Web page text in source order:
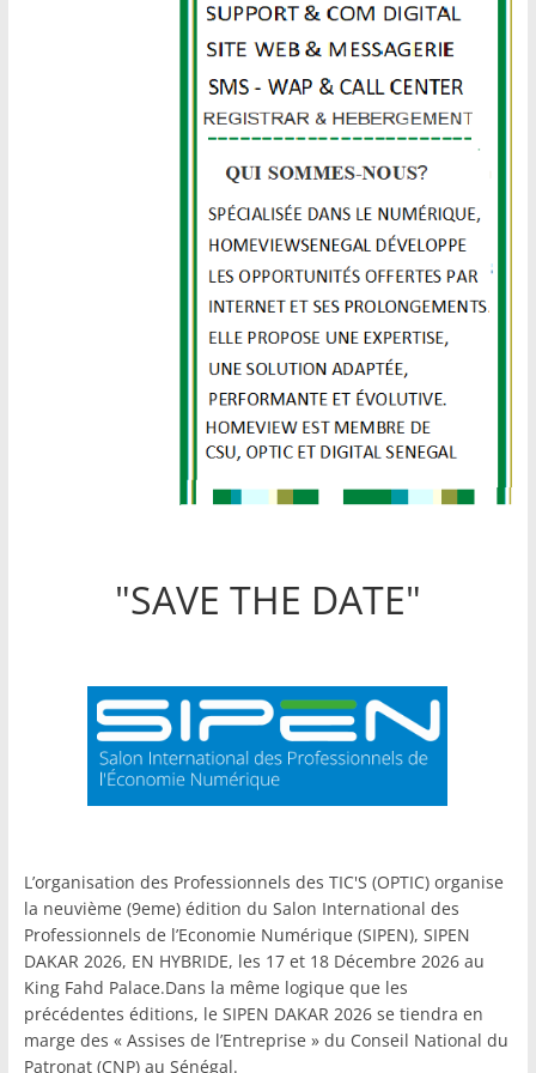
"SAVE THE DATE"
L’organisation des Professionnels des TIC'S (OPTIC) organise
la neuvième (9eme) édition du Salon International des
Professionnels de l’Economie Numérique (SIPEN), SIPEN
DAKAR 2026, EN HYBRIDE, les 17 et 18 Décembre 2026 au
King Fahd Palace.Dans la même logique que les
précédentes éditions, le SIPEN DAKAR 2026 se tiendra en
marge des « Assises de l’Entreprise » du Conseil National du
Patronat (CNP) au Sénégal.